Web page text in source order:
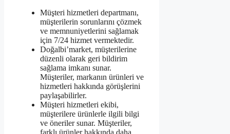
Müşteri hizmetleri departmanı,
müşterilerin sorunlarını çözmek
ve memnuniyetlerini sağlamak
için 7/24 hizmet vermektedir.
Doğalbi’market, müşterilerine
düzenli olarak geri bildirim
sağlama imkanı sunar.
Müşteriler, markanın ürünleri ve
hizmetleri hakkında görüşlerini
paylaşabilirler.
Müşteri hizmetleri ekibi,
müşterilere ürünlerle ilgili bilgi
ve öneriler sunar. Müşteriler,
farklı ürünler hakkında daha